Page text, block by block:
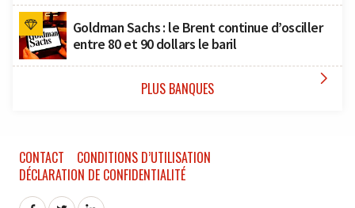
Goldman Sachs : le Brent continue d’osciller
entre 80 et 90 dollars le baril
PLUS BANQUES 
CONTACT
CONDITIONS D’UTILISATION
DÉCLARATION DE CONFIDENTIALITÉ